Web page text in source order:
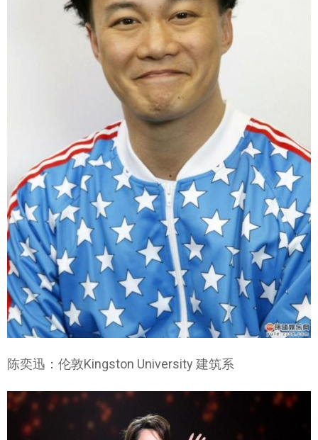
陈奕迅：伦敦Kingston University 建筑系